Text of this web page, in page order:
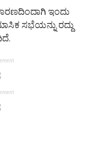
ಇಂದು
ಸಭೆಯನ್ನು ರದ್ದು